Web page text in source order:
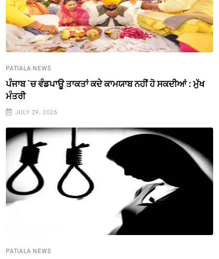
PATIALA NEWS
ਪੰਜਾਬ `ਚ ਵੰਡਪਾਊ ਤਾਕਤਾਂ ਕਦੇ ਕਾਮਯਾਬ ਨਹੀਂ ਹੋ ਸਕਦੀਆਂ : ਮੁੱਖ
ਮੰਤਰੀ
JULY 29, 2026
PATIALA NEWS